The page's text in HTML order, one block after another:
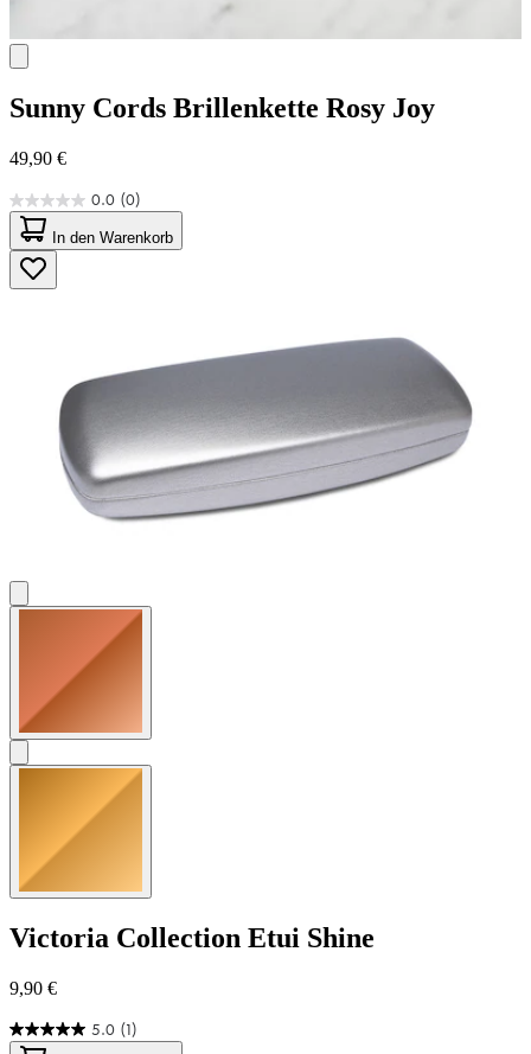
Sunny Cords Brillenkette Rosy Joy
49,90 €
0.0 (0)
0.0
von
5
Sternen.
In den Warenkorb
Victoria Collection Etui Shine
9,90 €
5.0 (1)
5.0